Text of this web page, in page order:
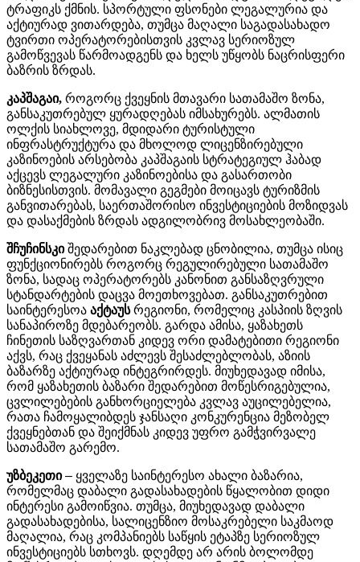
ტრაფიკს ქმნის. სპორტული ფსონები ლეგალურია და
აქტიურად ვითარდება, თუმცა მაღალი საგადასახადო
ტვირთი ოპერატორებისთვის კვლავ სერიოზულ
გამოწვევას წარმოადგენს და ხელს უწყობს ნაცრისფერი
ბაზრის ზრდას.
კაპშაგაი, როგორც ქვეყნის მთავარი სათამაშო ზონა,
განსაკუთრებულ ყურადღებას იმსახურებს. ალმათის
ოლქის სიახლოვე, მდიდარი ტურისტული
ინფრასტრუქტურა და მხოლოდ ლიცენზირებული
კაზინოების არსებობა კაპშაგაის სტრატეგიულ ჰაბად
აქცევს ლეგალური კაზინოებისა და გასართობი
ბიზნესისთვის. მომავალი გეგმები მოიცავს ტურიზმის
განვითარებას, საერთაშორისო ინვესტიციების მოზიდვას
და დასაქმების ზრდას ადგილობრივ მოსახლეობაში.
შჩუჩინსკი შედარებით ნაკლებად ცნობილია, თუმცა ისიც
ფუნქციონირებს როგორც რეგულირებული სათამაშო
ზონა, სადაც ოპერატორებს კანონით განსაზღვრული
სტანდარტების დაცვა მოეთხოვებათ. განსაკუთრებით
საინტერესოა აქტაუს რეგიონი, რომელიც კასპიის ზღვის
სანაპიროზე მდებარეობს. გარდა ამისა, ყაზახეთს
ჩინეთის საზღვართან კიდევ ორი დამატებითი რეგიონი
აქვს, რაც ქვეყანას აძლევს შესაძლებლობას, აზიის
ბაზარზე აქტიურად ინტეგრირდეს. მიუხედავად იმისა,
რომ ყაზახეთის ბაზარი შედარებით მოწესრიგებულია,
ცვლილებების განხორციელება კვლავ აუცილებელია,
რათა ჩამოყალიბდეს ჯანსაღი კონკურენცია მეზობელ
ქვეყნებთან და შეიქმნას კიდევ უფრო გამჭვირვალე
სათამაშო გარემო.
უზბეკეთი – ყველაზე საინტერესო ახალი ბაზარია,
რომელმაც დაბალი გადასახადების წყალობით დიდი
ინტერესი გამოიწვია. თუმცა, მიუხედავად დაბალი
გადასახადებისა, სალიცენზიო მოსაკრებელი საკმაოდ
მაღალია, რაც კომპანიებს საწყის ეტაპზე სერიოზულ
ინვესტიციებს სთხოვს. დღემდე არ არის ბოლომდე